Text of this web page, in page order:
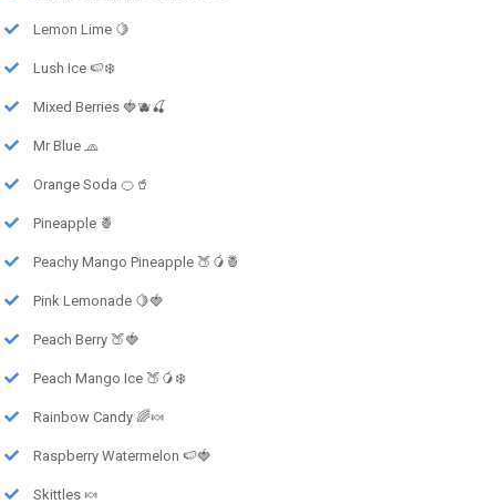
Lemon Lime 🍋
Lush Ice 🍉❄️
Mixed Berries 🍓🫐🍒
Mr Blue 🧢
Orange Soda 🍊🥤
Pineapple 🍍
Peachy Mango Pineapple 🍑🥭🍍
Pink Lemonade 🍋🍓
Peach Berry 🍑🍓
Peach Mango Ice 🍑🥭❄️
Rainbow Candy 🌈🍬
Raspberry Watermelon 🍉🍓
Skittles 🍬